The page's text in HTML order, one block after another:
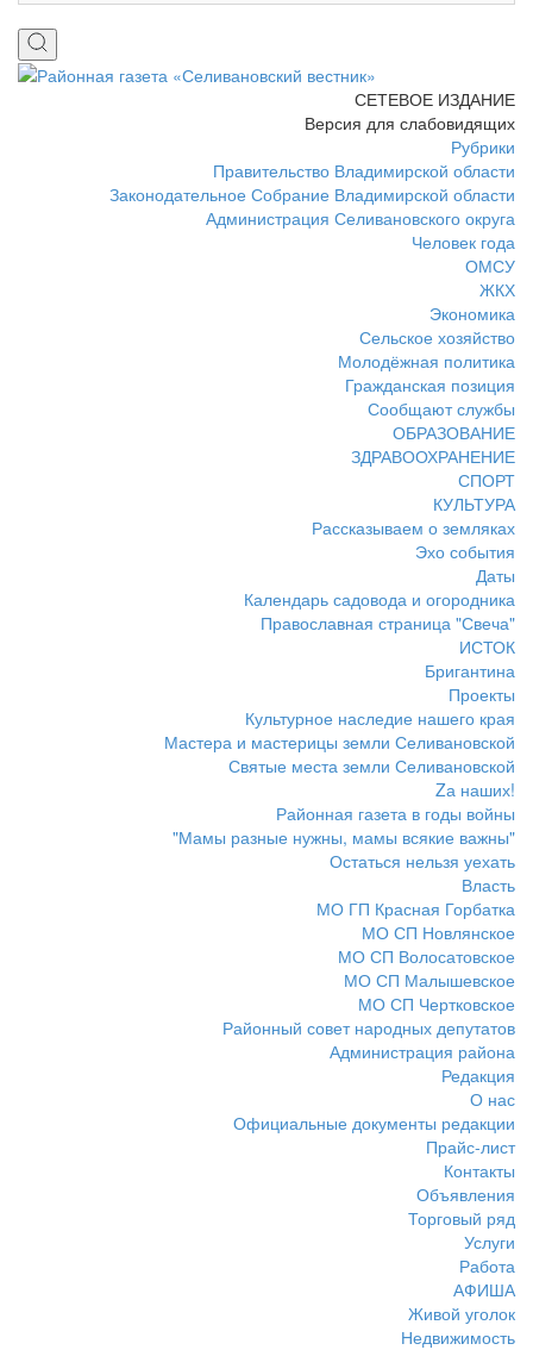
СЕТЕВОЕ ИЗДАНИЕ
Версия для слабовидящих
Рубрики
Правительство Владимирской области
Законодательное Собрание Владимирской области
Администрация Селивановского округа
Человек года
ОМСУ
ЖКХ
Экономика
Сельское хозяйство
Молодёжная политика
Гражданская позиция
Сообщают службы
ОБРАЗОВАНИЕ
ЗДРАВООХРАНЕНИЕ
СПОРТ
КУЛЬТУРА
Рассказываем о земляках
Эхо события
Даты
Календарь садовода и огородника
Православная страница "Свеча"
ИСТОК
Бригантина
Проекты
Культурное наследие нашего края
Мастера и мастерицы земли Селивановской
Святые места земли Селивановской
Zа наших!
Районная газета в годы войны
"Мамы разные нужны, мамы всякие важны"
Остаться нельзя уехать
Власть
МО ГП Красная Горбатка
МО СП Новлянское
МО СП Волосатовское
МО СП Малышевское
МО СП Чертковское
Районный совет народных депутатов
Администрация района
Редакция
О нас
Официальные документы редакции
Прайс-лист
Контакты
Объявления
Торговый ряд
Услуги
Работа
АФИША
Живой уголок
Недвижимость